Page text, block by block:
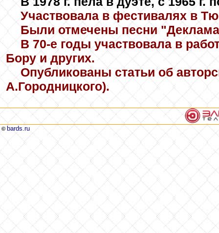
Участвовала в фестивалях в
Были отмечены песни
В 70-е годы участвовала в
Бору и других.
Опубликованы статьи об
А.Городницкого).
© bards.ru